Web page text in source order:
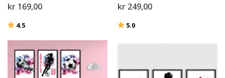
kr 169,00
Karakter:
4.5
kr 249,00
Karakter:
5.0